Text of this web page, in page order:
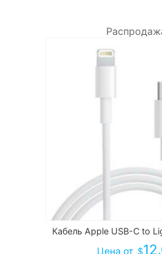
Кабель Apple USB-C to
Цена от $